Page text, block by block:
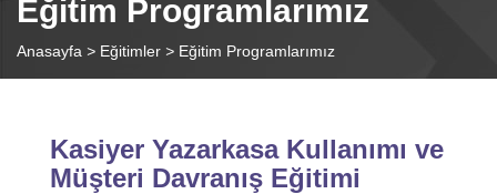
Eğitim Programlarımız
Anasayfa > Eğitimler > Eğitim Programlarımız
Kasiyer Yazarkasa Kullanımı ve
Müşteri Davranış Eğitimi